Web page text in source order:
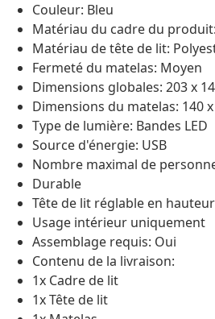
Couleur: Bleu
Matériau du cadre du
Matériau de tête de lit:
Fermeté du matelas: Moyen
Dimensions globales: 203 x
Dimensions du matelas: 140
Type de lumière: Bandes LED
Source d'énergie: USB
Nombre maximal de
Durable
Tête de lit réglable en hauteur
Usage intérieur uniquement
Assemblage requis: Oui
Contenu de la livraison:
1x Cadre de lit
1x Tête de lit